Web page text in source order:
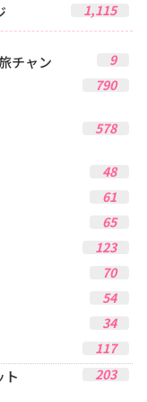
1,115
チャン 9
790
578
48
61
65
123
70
54
34
117
ト 203